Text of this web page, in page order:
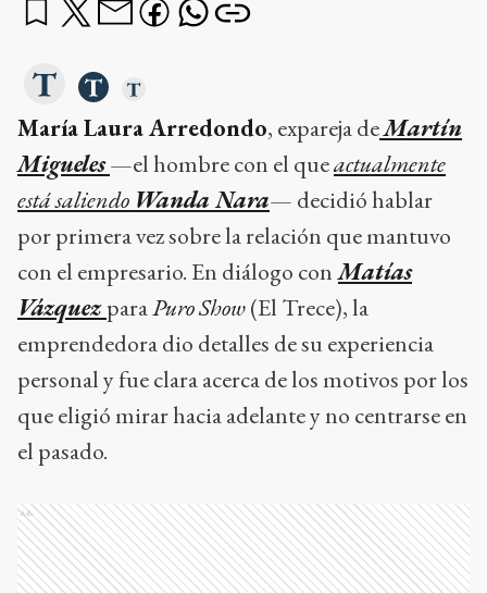
María Laura Arredondo, expareja deMartín
Migueles—el hombre con el queactualmente
está saliendo Wanda Nara— decidió hablar
por primera vez sobre la relación que mantuvo
con el empresario. En diálogo con Matías
VázquezparaPuro Show(El Trece), la
emprendedora dio detalles de su experiencia
personal y fue clara acerca de los motivos por los
que eligió mirar hacia adelante y no centrarse en
el pasado.
Ads